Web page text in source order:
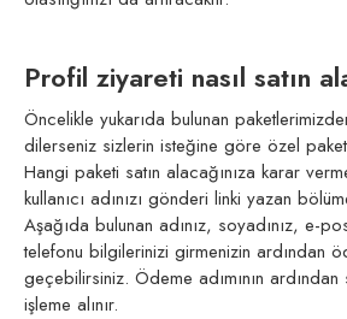
Profil ziyareti nasıl satın
Öncelikle yukarıda bulunan
dilerseniz sizlerin isteğine göre özel
Hangi paketi satın alacağınıza karar
kullanıcı adınızı gönderi linki yazan
Aşağıda bulunan adınız, soyadınız, e-
telefonu bilgilerinizi girmenizin ardından
geçebilirsiniz. Ödeme adımının ardından
işleme alınır.